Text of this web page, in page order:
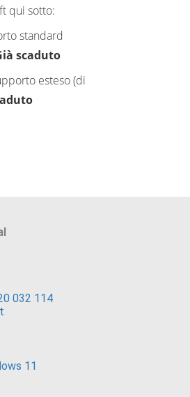
qui sotto:
standard
scaduto
esteso (di
032 114
11